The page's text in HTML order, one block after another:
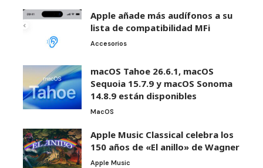
Apple añade más audífonos a su
lista de compatibilidad MFi
Accesorios
macOS Tahoe 26.6.1, macOS
Sequoia 15.7.9 y macOS Sonoma
14.8.9 están disponibles
MacOS
Apple Music Classical celebra los
150 años de «El anillo» de Wagner
Apple Music